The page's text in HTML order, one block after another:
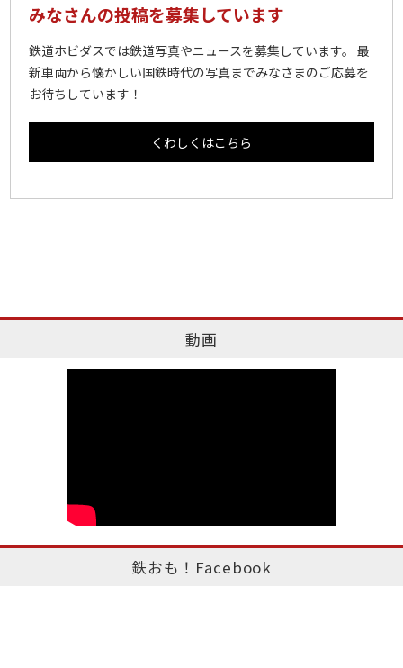
みなさんの投稿を募集しています
鉄道ホビダスでは鉄道写真やニュースを募集しています。 最
新車両から懐かしい国鉄時代の写真までみなさまのご応募を
お待ちしています！
くわしくはこちら
動画
鉄おも！Facebook